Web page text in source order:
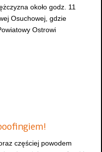
około godz. 11
Osuchowej, gdzie
Ostrowi
częściej powodem